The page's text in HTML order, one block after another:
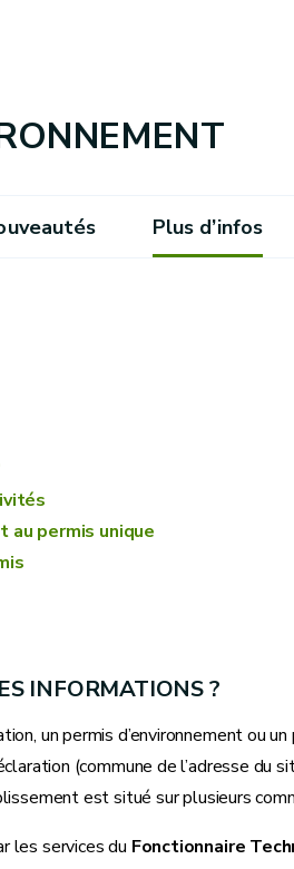
Plus d’infos
au permis unique
INFORMATIONS ?
un permis d’environnement ou
(commune de l’adresse du
est situé sur plusieurs
les services du Fonctionnaire